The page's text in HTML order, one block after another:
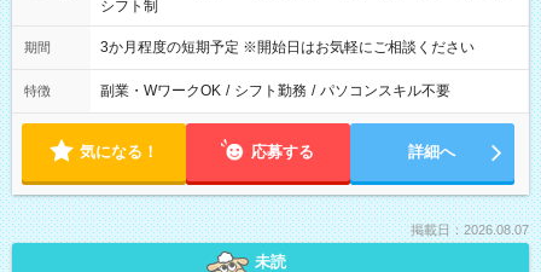
シフト制
期間 3か月程度の短期予定 ※開始日はお気軽にご相談ください
特徴 副業・WワークOK / シフト勤務 / パソコンスキル不要
気になる！ 応募する 詳細へ
掲載日：2026.08.07
未読